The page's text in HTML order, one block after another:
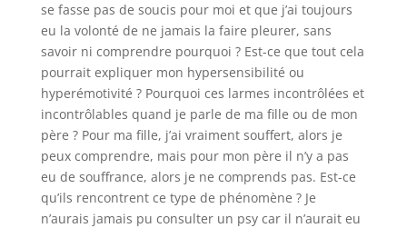
se fasse pas de soucis pour moi et que j’ai toujours
eu la volonté de ne jamais la faire pleurer, sans
savoir ni comprendre pourquoi ? Est-ce que tout cela
pourrait expliquer mon hypersensibilité ou
hyperémotivité ? Pourquoi ces larmes incontrôlées et
incontrôlables quand je parle de ma fille ou de mon
père ? Pour ma fille, j’ai vraiment souffert, alors je
peux comprendre, mais pour mon père il n’y a pas
eu de souffrance, alors je ne comprends pas. Est-ce
qu’ils rencontrent ce type de phénomène ? Je
n’aurais jamais pu consulter un psy car il n’aurait eu